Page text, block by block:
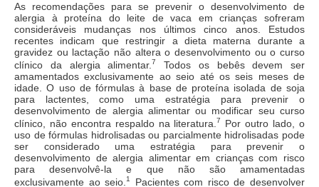
As recomendações para se prevenir o desenvolvimento de
alergia à proteína do leite de vaca em crianças sofreram
consideráveis mudanças nos últimos cinco anos. Estudos
recentes indicam que restringir a dieta materna durante a
gravidez ou lactação não altera o desenvolvimento ou o curso
clínico da alergia alimentar. 7
Todos os bebês devem ser
amamentados exclusivamente ao seio até os seis meses de
idade. O uso de fórmulas à base de proteína isolada de soja
para lactentes, como uma estratégia para prevenir o
desenvolvimento de alergia alimentar ou modificar seu curso
clínico, não encontra respaldo na literatura. 7
Por outro lado, o
uso de fórmulas hidrolisadas ou parcialmente hidrolisadas pode
ser considerado uma estratégia para prevenir o
desenvolvimento de alergia alimentar em crianças com risco
para desenvolvê-la e que não são amamentadas
exclusivamente ao seio.1
Pacientes com risco de desenvolver